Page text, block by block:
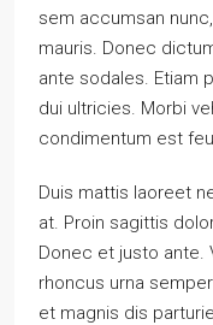
sem accumsan
mauris. Donec
ante sodales. Etiam
dui ultricies. Morbi
condimentum est
Duis mattis laoreet
at. Proin sagittis
Donec et justo ante.
rhoncus urna
et magnis dis